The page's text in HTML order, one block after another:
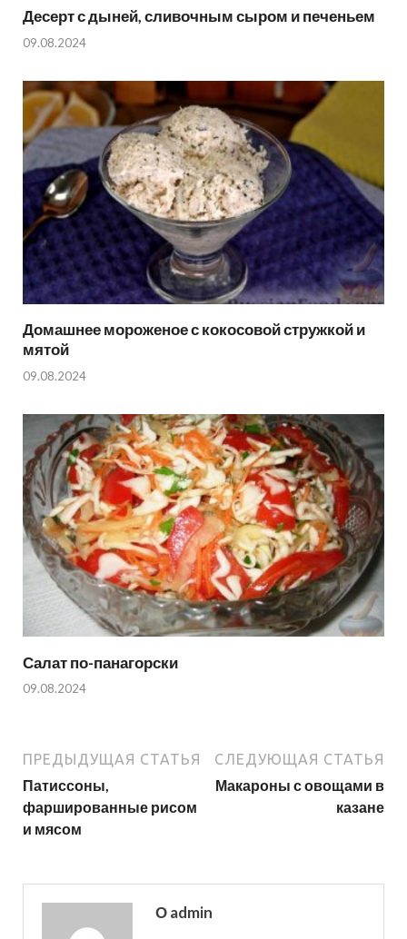
Десерт с дыней, сливочным сыром и печеньем
09.08.2024
Домашнее мороженое с кокосовой стружкой и
мятой
09.08.2024
Салат по-панагорски
09.08.2024
ПРЕДЫДУЩАЯ СТАТЬЯ
Патиссоны,
фаршированные рисом
и мясом
СЛЕДУЮЩАЯ СТАТЬЯ
Макароны с овощами в
казане
О admin